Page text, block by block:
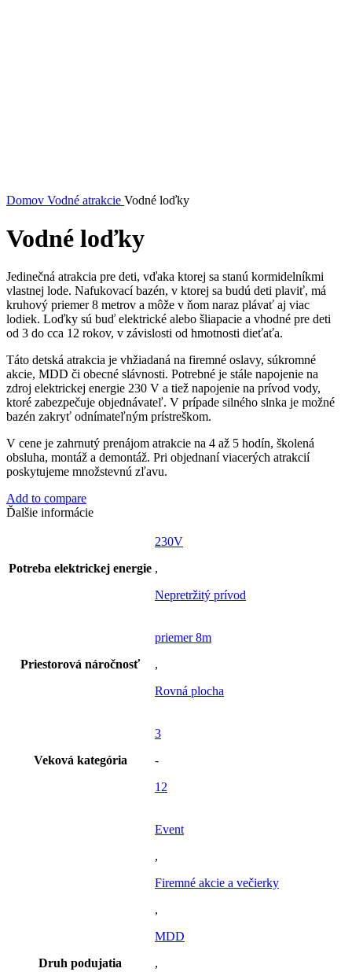
Domov Vodné atrakcie Vodné loďky
Vodné loďky
Jedinečná atrakcia pre deti, vďaka ktorej sa stanú kormidelníkmi
vlastnej lode. Nafukovací bazén, v ktorej sa budú deti plaviť, má
kruhový priemer 8 metrov a môže v ňom naraz plávať aj viac
lodiek. Loďky sú buď elektrické alebo šliapacie a vhodné pre deti
od 3 do cca 12 rokov, v závislosti od hmotnosti dieťaťa.
Táto detská atrakcia je vhžiadaná na firemné oslavy, súkromné
akcie, MDD či obecné slávnosti. Potrebné je stále napojenie na
zdroj elektrickej energie 230 V a tiež napojenie na prívod vody,
ktoré zabezpečuje objednávateľ. V prípade silného slnka je možné
bazén zakryť odnímateľným prístreškom.
V cene je zahrnutý prenájom atrakcie na 4 až 5 hodín, školená
obsluha, montáž a demontáž. Pri objednaní viacerých atrakcií
poskytujeme množstevnú zľavu.
Add to compare
Ďalšie informácie
Potreba elektrickej energie
230V
,
Nepretržitý prívod
Priestorová náročnosť
priemer 8m
,
Rovná plocha
Veková kategória
3
-
12
Druh podujatia
Event
,
Firemné akcie a večierky
,
MDD
,